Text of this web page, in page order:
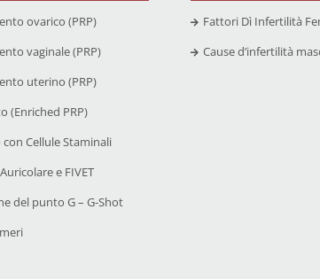
ovarico (PRP)
vaginale (PRP)
uterino (PRP)
(Enriched PRP)
Cellule Staminali
e FIVET
del punto G – G-Shot
Fattori Dì Infertilità
Cause d’infertilità